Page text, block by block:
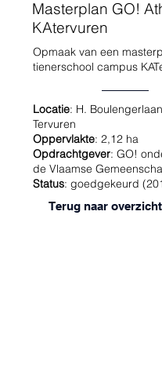
Masterplan GO!
KAtervuren
Opmaak van een
tienerschool campus
Locatie: H.
Tervuren
Oppervlakte: 2,12 ha
Opdrachtgever: GO!
de Vlaamse
Status: goedgekeurd
Terug naar overzicht